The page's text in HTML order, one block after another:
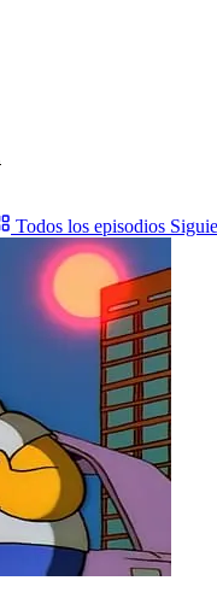
Todos los episodios